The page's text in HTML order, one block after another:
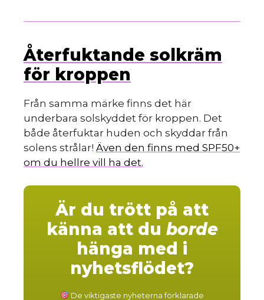
Återfuktande solkräm
för kroppen
Från samma märke finns det här
underbara solskyddet för kroppen. Det
både återfuktar huden och skyddar från
solens strålar! Även den finns med SPF50+
om du hellre vill ha det.
Är du trött på att
känna att du borde
hänga med i
nyhetsflödet?
De viktigaste nyheterna förklarade